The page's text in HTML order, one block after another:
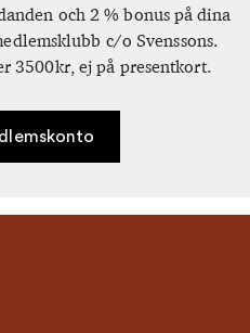
och 2 % bonus på dina
c/o Svenssons.
3500kr, ej på presentkort.